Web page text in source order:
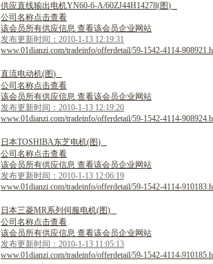
供应直线输出 电机YN60-6-A/60ZJ44H14278(图)
公司名称点击查看
该会员所有供应信息 查看该会员企业网站
发布更新时间：2010-1-13 12:19:31
www.01dianzi.com/tradeinfo/offerdetail/59-1542-4114-
直流电动机(图)
公司名称点击查看
该会员所有供应信息 查看该会员企业网站
发布更新时间：2010-1-13 12:19:20
www.01dianzi.com/tradeinfo/offerdetail/59-1542-4114-
日 本TOSHIBA东芝电机(图)
公司名称点击查看
该会员所有供应信息 查看该会员企业网站
发布更新时间：2010-1-13 12:06:19
www.01dianzi.com/tradeinfo/offerdetail/59-1542-4114-
日 本三菱MR系列 伺 服电机(图)
公司名称点击查看
该会员所有供应信息 查看该会员企业网站
发布更新时间：2010-1-13 11:05:13
www.01dianzi.com/tradeinfo/offerdetail/59-1542-4114-